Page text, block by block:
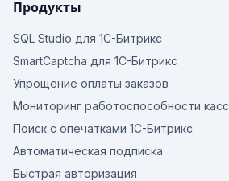
Продукты
SQL Studio для 1С-Битрикс
SmartCaptcha для 1С-Битрикс
Упрощение оплаты заказов
Мониторинг работоспособности касс
Поиск с опечатками 1С-Битрикс
Автоматическая подписка
Быстрая авторизация